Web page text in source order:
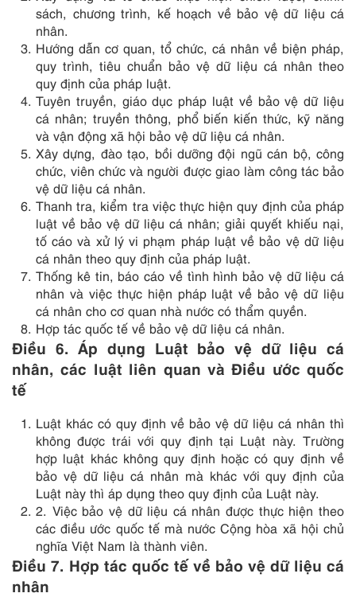
sách, chương trình, kế hoạch về bảo vệ dữ liệu cá
nhân.
Hướng dẫn cơ quan, tổ chức, cá nhân về biện pháp,
quy trình, tiêu chuẩn bảo vệ dữ liệu cá nhân theo
quy định của pháp luật.
Tuyên truyền, giáo dục pháp luật về bảo vệ dữ liệu
cá nhân; truyền thông, phổ biến kiến thức, kỹ năng
và vận động xã hội bảo vệ dữ liệu cá nhân.
Xây dựng, đào tạo, bồi dưỡng đội ngũ cán bộ, công
chức, viên chức và người được giao làm công tác bảo
vệ dữ liệu cá nhân.
Thanh tra, kiểm tra việc thực hiện quy định của pháp
luật về bảo vệ dữ liệu cá nhân; giải quyết khiếu nại,
tố cáo và xử lý vi phạm pháp luật về bảo vệ dữ liệu
cá nhân theo quy định của pháp luật.
Thống kê tin, báo cáo về tình hình bảo vệ dữ liệu cá
nhân và việc thực hiện pháp luật về bảo vệ dữ liệu
cá nhân cho cơ quan nhà nước có thẩm quyền.
Hợp tác quốc tế về bảo vệ dữ liệu cá nhân.
Điều 6. Áp dụng Luật bảo vệ dữ liệu cá
nhân, các luật liên quan và Điều ước quốc
tế
Luật khác có quy định về bảo vệ dữ liệu cá nhân thì
không được trái với quy định tại Luật này. Trường
hợp luật khác không quy định hoặc có quy định về
bảo vệ dữ liệu cá nhân mà khác với quy định của
Luật này thì áp dụng theo quy định của Luật này.
2. Việc bảo vệ dữ liệu cá nhân được thực hiện theo
các điều ước quốc tế mà nước Cộng hòa xã hội chủ
nghĩa Việt Nam là thành viên.
Điều 7. Hợp tác quốc tế về bảo vệ dữ liệu cá
nhân